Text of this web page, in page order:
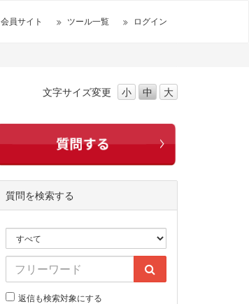
会員サイト ツール一覧 ログイン
文字サイズ変更 小 中 大
質問を検索する
返信も検索対象にする